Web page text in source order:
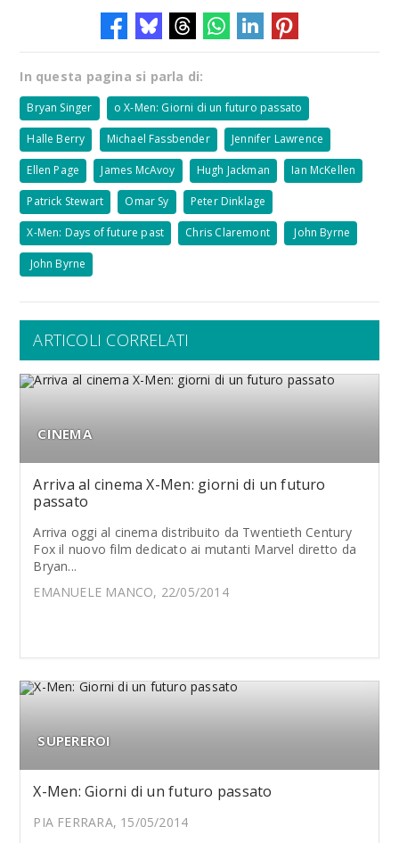
In questa pagina si parla di:
Bryan Singer o X-Men: Giorni di un futuro passato
Halle Berry Michael Fassbender Jennifer Lawrence
Ellen Page James McAvoy Hugh Jackman Ian McKellen
Patrick Stewart Omar Sy Peter Dinklage
X-Men: Days of future past Chris Claremont John Byrne
John Byrne
ARTICOLI CORRELATI
CINEMA
Arriva al cinema X-Men: giorni di un futuro
passato
Arriva oggi al cinema distribuito da Twentieth Century
Fox il nuovo film dedicato ai mutanti Marvel diretto da
Bryan...
EMANUELE MANCO, 22/05/2014
SUPEREROI
X-Men: Giorni di un futuro passato
PIA FERRARA, 15/05/2014